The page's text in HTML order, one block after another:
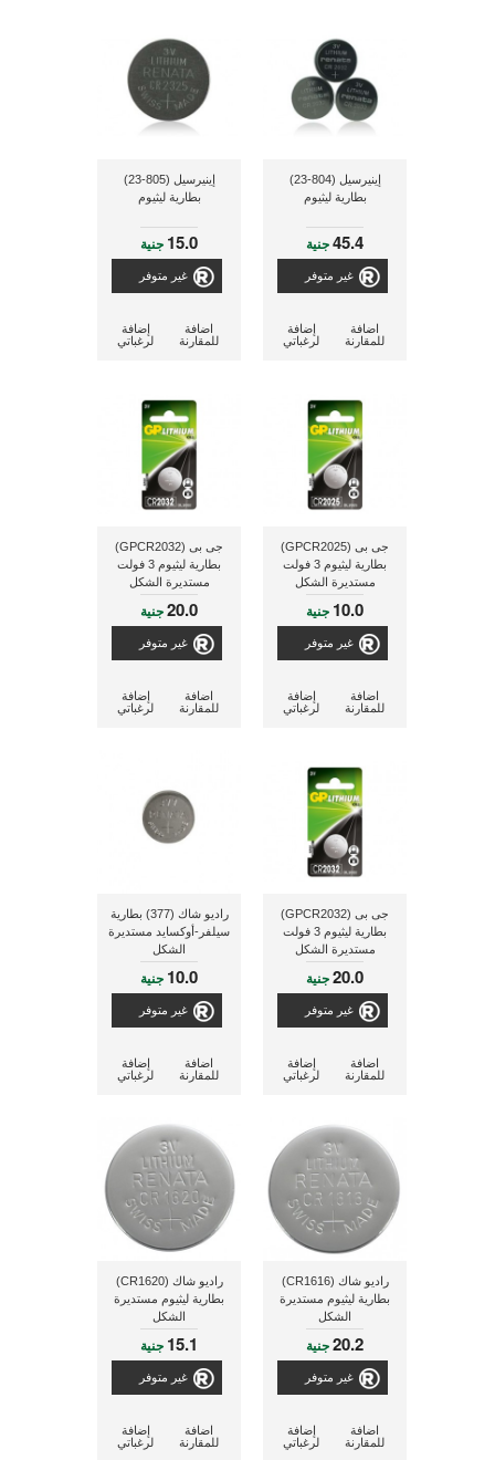
إينيرسيل (804-23)
بطارية ليثيوم
45.4جنية
غير متوفر
إضافة
لرغباتي
اضافة
للمقارنة
إينيرسيل (805-23)
بطارية ليثيوم
15.0 جنية
غير متوفر
إضافة
لرغباتي
اضافة
للمقارنة
جى بى (GPCR2025)
بطارية ليثيوم 3 فولت
مستديرة الشكل
10.0 جنية
غير متوفر
إضافة
لرغباتي
اضافة
للمقارنة
جى بى (GPCR2032)
بطارية ليثيوم 3 فولت
مستديرة الشكل
20.0جنية
غير متوفر
إضافة
لرغباتي
اضافة
للمقارنة
جى بى (GPCR2032)
بطارية ليثيوم 3 فولت
مستديرة الشكل
20.0جنية
غير متوفر
إضافة
لرغباتي
اضافة
للمقارنة
راديو شاك (377) بطارية
سيلفر-أوكسايد مستديرة
الشكل
10.0 جنية
غير متوفر
إضافة
لرغباتي
اضافة
للمقارنة
راديو شاك (CR1616)
بطارية ليثيوم مستديرة
الشكل
20.2جنية
غير متوفر
إضافة
لرغباتي
اضافة
للمقارنة
راديو شاك (CR1620)
بطارية ليثيوم مستديرة
الشكل
15.1 جنية
غير متوفر
إضافة
لرغباتي
اضافة
للمقارنة